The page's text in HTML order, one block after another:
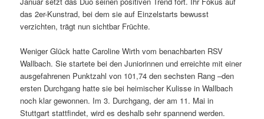
das 2er-Kunstrad, bei dem sie auf Einzelstarts bewusst
verzichten, trägt nun sichtbar Früchte.
Weniger Glück hatte Caroline Wirth vom benachbarten RSV
Wallbach. Sie startete bei den Juniorinnen und erreichte mit einer
ausgefahrenen Punktzahl von 101,74 den sechsten Rang –den
ersten Durchgang hatte sie bei heimischer Kulisse in Wallbach
noch klar gewonnen. Im 3. Durchgang, der am 11. Mai in
Stuttgart stattfindet, wird es deshalb sehr spannend werden.